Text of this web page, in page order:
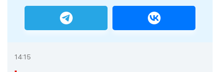
14:15